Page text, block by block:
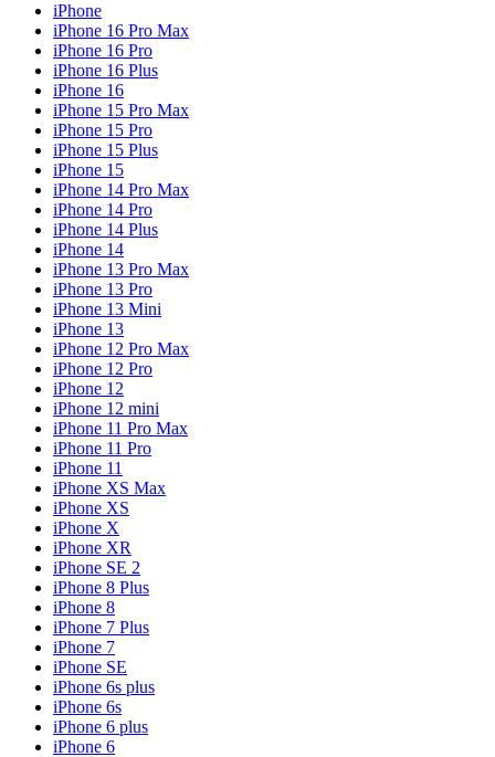
iPhone
iPhone 16 Pro Max
iPhone 16 Pro
iPhone 16 Plus
iPhone 16
iPhone 15 Pro Max
iPhone 15 Pro
iPhone 15 Plus
iPhone 15
iPhone 14 Pro Max
iPhone 14 Pro
iPhone 14 Plus
iPhone 14
iPhone 13 Pro Max
iPhone 13 Pro
iPhone 13 Mini
iPhone 13
iPhone 12 Pro Max
iPhone 12 Pro
iPhone 12
iPhone 12 mini
iPhone 11 Pro Max
iPhone 11 Pro
iPhone 11
iPhone XS Max
iPhone XS
iPhone X
iPhone XR
iPhone SE 2
iPhone 8 Plus
iPhone 8
iPhone 7 Plus
iPhone 7
iPhone SE
iPhone 6s plus
iPhone 6s
iPhone 6 plus
iPhone 6